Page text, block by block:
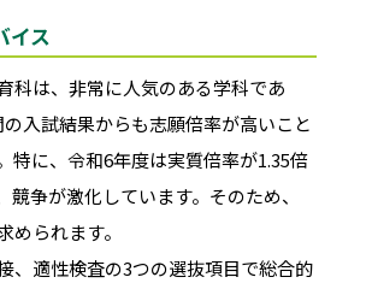
イス
科は、非常に人気のある学科であ
の入試結果からも志願倍率が高いこと
特に、令和6年度は実質倍率が1.35倍
競争が激化しています。そのため、
められます。
、適性検査の3つの選抜項目で総合的